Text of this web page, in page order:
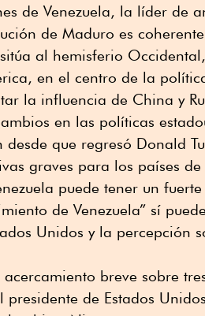
de Venezuela, la líder de
de Maduro es
al hemisferio
en el centro de la
la influencia de China y
en las políticas
que regresó Donald
graves para los países
puede tener un
de Venezuela” sí
Unidos y la percepción
breve sobre
de Estados